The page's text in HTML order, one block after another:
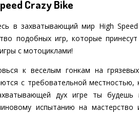
Crazy Bike
в захватывающий мир High
подобных игр, которые
с мотоциклами!
к веселым гонкам на
с требовательной
дух игре ты будешь
испытанию на